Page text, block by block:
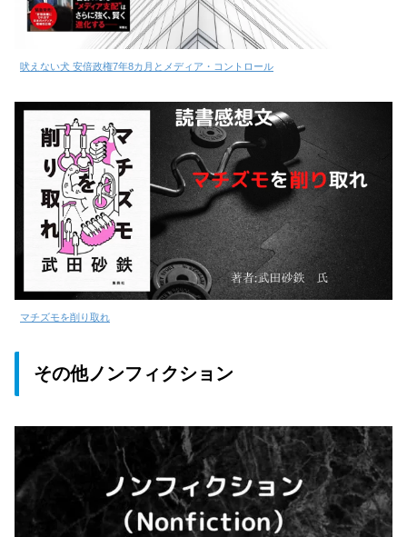
吠えない犬 安倍政権7年8カ月とメディア・コントロール
マチズモを削り取れ
その他ノンフィクション